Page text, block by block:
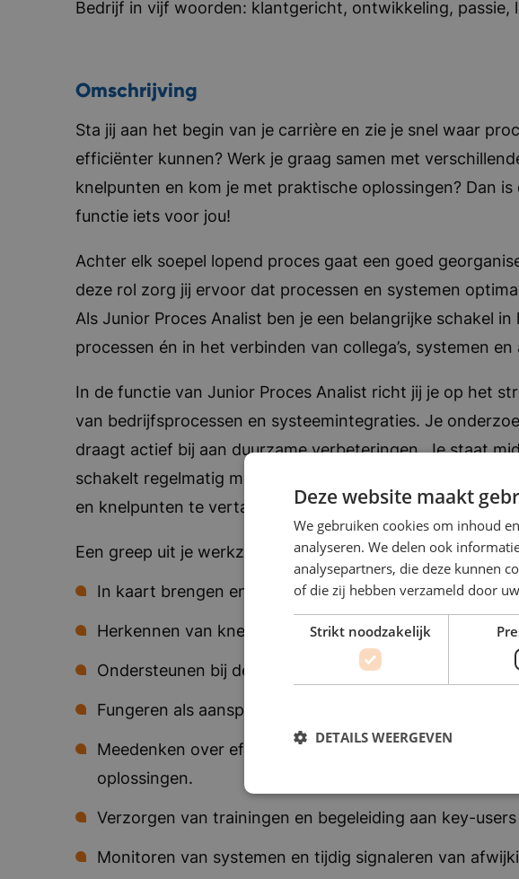
Bedrijf in vijf woorden: klantgericht, ontwikkeling, passie,
Omschrijving
Sta jij aan het begin van je carrière en zie je snel waar
efficiënter kunnen? Werk je graag samen met
knelpunten en kom je met praktische oplossingen? Dan is
functie iets voor jou!
Achter elk soepel lopend proces gaat een goed
deze rol zorg jij ervoor dat processen en systemen
Als Junior Proces Analist ben je een belangrijke schakel
processen én in het verbinden van collega’s, systemen en
In de functie van Junior Proces Analist richt jij je op het
van bedrijfsprocessen en systeemintegraties. Je
draagt actief bij aan duurzame verbeteringen. Je staat
schakelt regelmatig met IT, operationele teams en key-
en knelpunten te vertalen naar concrete en uitvoerbare
Een greep uit je werkzaamheden:
In kaart brengen en visualiseren van bedrijfsprocessen.
Herkennen van knelpunten en identificeren van
Ondersteunen bij de uitvoering en implementatie van
Fungeren als aanspreekpunt bij verstoringen in
Meedenken over efficiëntere werkwijzen en deze
oplossingen.
Verzorgen van trainingen en begeleiding aan key-users
Monitoren van systemen en tijdig signaleren van
Deze website maakt
We gebruiken cookies om inhoud
analyseren. We delen ook
analysepartners, die deze kunnen
of die zij hebben verzameld door
Strikt noodzakelijk
DETAILS WEERGEVEN